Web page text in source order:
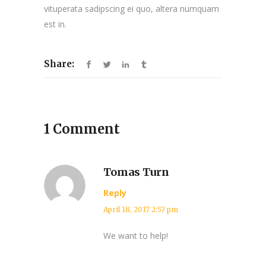
vituperata sadipscing ei quo, altera numquam
est in.
Share:
1 Comment
Tomas Turn
Reply
April 18, 2017 2:57 pm
We want to help!